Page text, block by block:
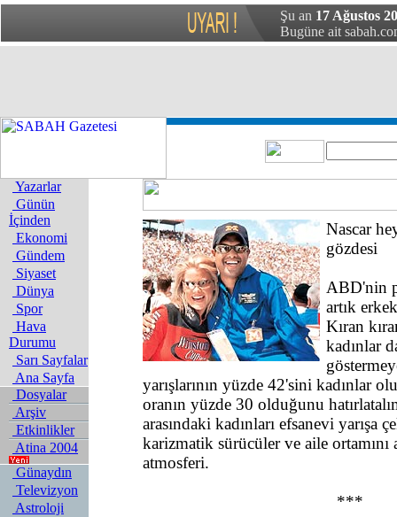
Şu an 17 Ağustos
Bugüne ait
Yazarlar
Günün
İçinden
Ekonomi
Gündem
Siyaset
Dünya
Spor
Hava
Durumu
Sarı Sayfalar
Ana Sayfa
Dosyalar
Arşiv
Etkinlikler
Atina 2004
Günaydın
Televizyon
Astroloji
Nascar
gözdesi
ABD'nin
artık
Kıran
kadınlar
yarışlarının yüzde 42'sini kadınlar
oranın yüzde 30 olduğunu
arasındaki kadınları efsanevi yarışa
karizmatik sürücüler ve aile ortamını
atmosferi.
***